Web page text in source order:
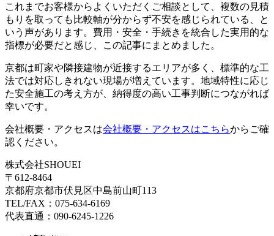
これまでお客様からよくいただくご相談として、複数の見積
もりを取っても比較軸が分からず不安を感じられている、と
いう声があります。費用・安全・手続きを統合した実用的な
指標が必要だと感じ、この記事にまとめました。
京都は町家や隣接建物が近接するエリアが多く、標準的な工
法では対応しきれない現場が増えています。地域特性に応じ
た安全施工の考え方が、納得度の高い工事判断につながれば
幸いです。
会社概要・アクセスは会社概要・アクセスはこちらからご確
認ください。
株式会社SHOUEI
〒612-8464
京都府京都市伏見区中島前山町113
TEL/FAX：075-634-6169
代表直通：090-6245-1226